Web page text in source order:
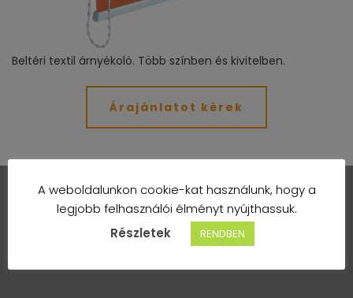
Beltéri textil árnyékoló. Több színben és kivitelben.
Árajánlatot kérek
KÖVESSEN MINKET!
A weboldalunkon cookie-kat használunk, hogy a
legjobb felhasználói élményt nyújthassuk.
Részletek
RENDBEN